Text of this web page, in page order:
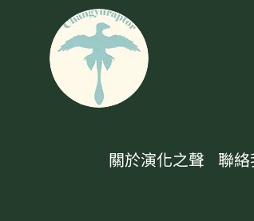
關於演化之聲 聯